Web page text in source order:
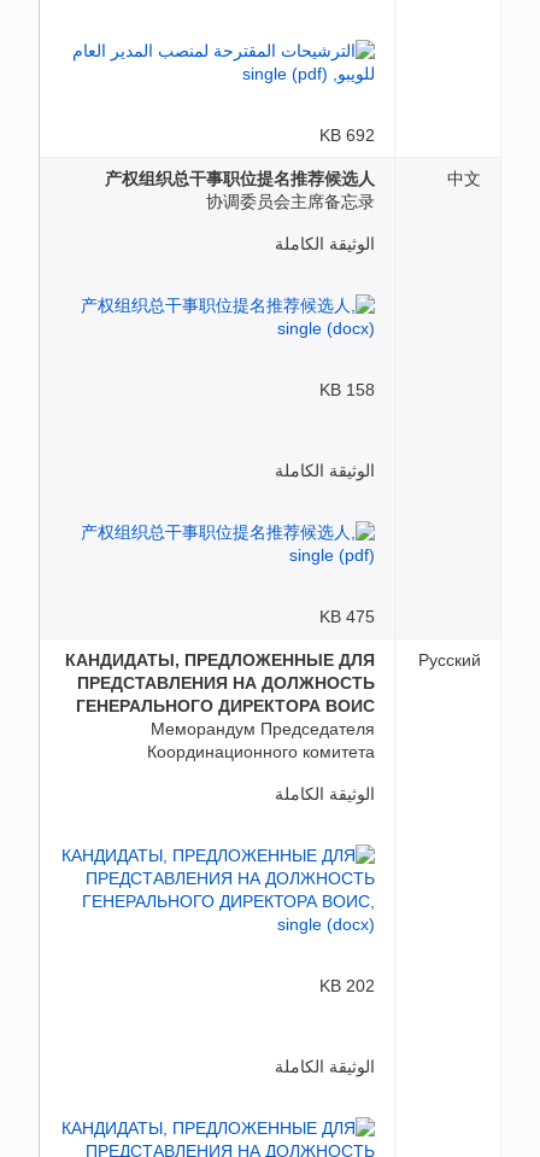
692 KB
中文
产权组织总干事职位提名推荐候选人
协调委员会主席备忘录
الوثيقة الكاملة
158 KB
الوثيقة الكاملة
475 KB
Русский
КАНДИДАТЫ, ПРЕДЛОЖЕННЫЕ ДЛЯ
ПРЕДСТАВЛЕНИЯ НА ДОЛЖНОСТЬ
ГЕНЕРАЛЬНОГО ДИРЕКТОРА ВОИС
Меморандум Председателя
Координационного комитета
الوثيقة الكاملة
202 KB
الوثيقة الكاملة